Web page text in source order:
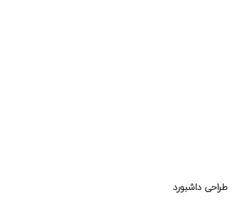
طراحی داشبورد